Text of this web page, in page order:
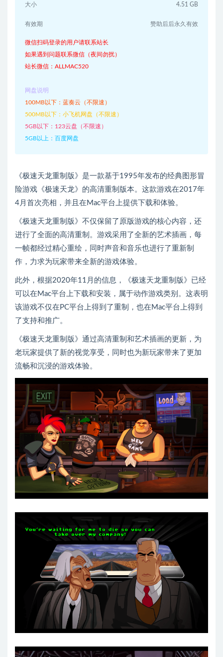
大小 4.51 GB
有效期 赞助后后永久有效
微信扫码登录的用户请联系站长
如果遇到问题联系微信（夜间勿扰）
站长微信：ALLMAC520
网盘说明
100MB以下：蓝奏云（不限速）
500MB以下：小飞机网盘（不限速）
5GB以下：123云盘（不限速）
5GB以上：百度网盘
《极速天龙重制版》是一款基于1995年发布的经典图形冒
险游戏《极速天龙》的高清重制版本。这款游戏在2017年
4月首次亮相，并且在Mac平台上提供下载和体验。
《极速天龙重制版》不仅保留了原版游戏的核心内容，还
进行了全面的高清重制。游戏采用了全新的艺术插画，每
一帧都经过精心重绘，同时声音和音乐也进行了重新制
作，力求为玩家带来全新的游戏体验。
此外，根据2020年11月的信息，《极速天龙重制版》已经
可以在Mac平台上下载和安装，属于动作游戏类别。这表明
该游戏不仅在PC平台上得到了重制，也在Mac平台上得到
了支持和推广。
《极速天龙重制版》通过高清重制和艺术插画的更新，为
老玩家提供了新的视觉享受，同时也为新玩家带来了更加
流畅和沉浸的游戏体验。